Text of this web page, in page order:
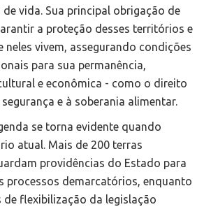
vida. Sua principal obrigação de
a proteção desses territórios e
neles vivem, assegurando condições
para sua permanência,
e econômica - como o direito
e à soberania alimentar.
se torna evidente quando
atual. Mais de 200 terras
providências do Estado para
processos demarcatórios, enquanto
de flexibilização da legislação